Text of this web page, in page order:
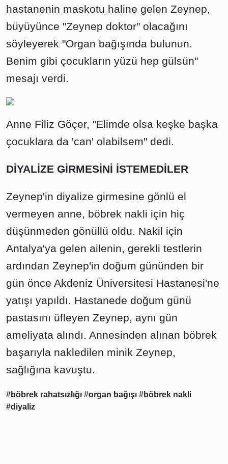
hastanenin maskotu haline gelen Zeynep,
büyüyünce "Zeynep doktor" olacağını
söyleyerek "Organ bağışında bulunun.
Benim gibi çocukların yüzü hep gülsün"
mesajı verdi.
Anne Filiz Göçer, "Elimde olsa keşke başka
çocuklara da 'can' olabilsem" dedi.
DİYALİZE GİRMESİNİ İSTEMEDİLER
Zeynep'in diyalize girmesine gönlü el
vermeyen anne, böbrek nakli için hiç
düşünmeden gönüllü oldu. Nakil için
Antalya'ya gelen ailenin, gerekli testlerin
ardından Zeynep'in doğum gününden bir
gün önce Akdeniz Üniversitesi Hastanesi'ne
yatışı yapıldı. Hastanede doğum günü
pastasını üfleyen Zeynep, aynı gün
ameliyata alındı. Annesinden alınan böbrek
başarıyla nakledilen minik Zeynep,
sağlığına kavuştu.
#böbrek rahatsızlığı #organ bağışı #böbrek nakli
#diyaliz